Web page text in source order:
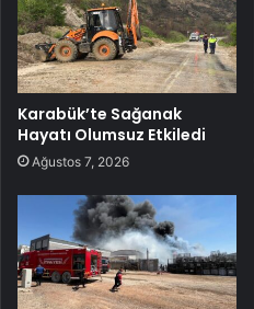
Karabük’te Sağanak
Hayatı Olumsuz Etkiledi
Ağustos 7, 2026